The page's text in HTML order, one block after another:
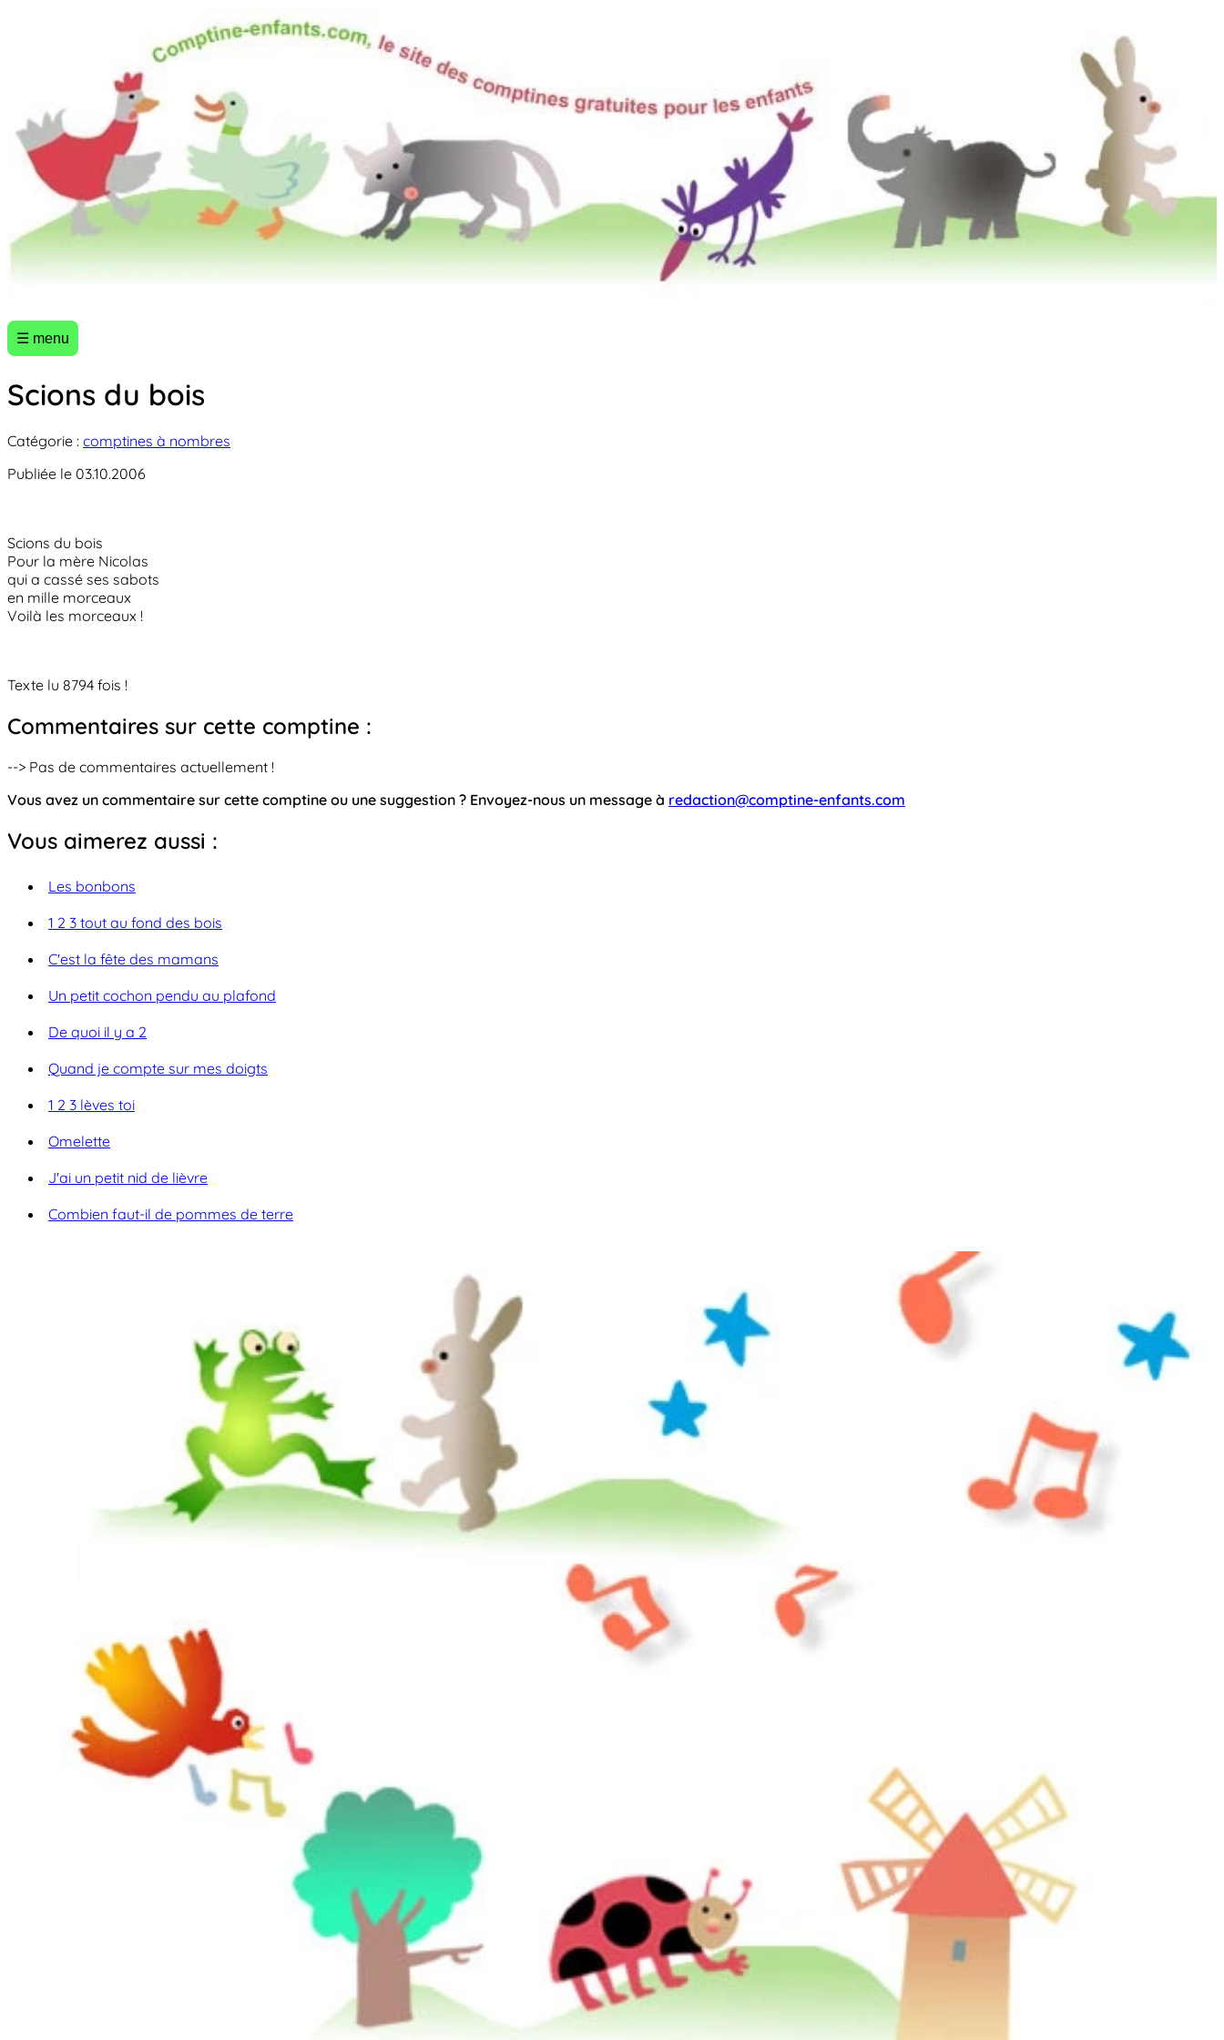
☰ menu
Scions du bois
Catégorie : comptines à nombres
Publiée le 03.10.2006
Scions du bois
Pour la mère Nicolas
qui a cassé ses sabots
en mille morceaux
Voilà les morceaux !
Texte lu 8794 fois !
Commentaires sur cette comptine :
--> Pas de commentaires actuellement !
Vous avez un commentaire sur cette comptine ou une suggestion ? Envoyez-nous un message à redaction@comptine-enfants.com
Vous aimerez aussi :
Les bonbons
1 2 3 tout au fond des bois
C'est la fête des mamans
Un petit cochon pendu au plafond
De quoi il y a 2
Quand je compte sur mes doigts
1 2 3 lèves toi
Omelette
J'ai un petit nid de lièvre
Combien faut-il de pommes de terre